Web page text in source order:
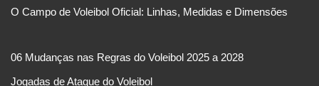
O Campo de Voleibol Oficial: Linhas, Medidas e Dimensões
06 Mudanças nas Regras do Voleibol 2025 a 2028
Jogadas de Ataque do Voleibol